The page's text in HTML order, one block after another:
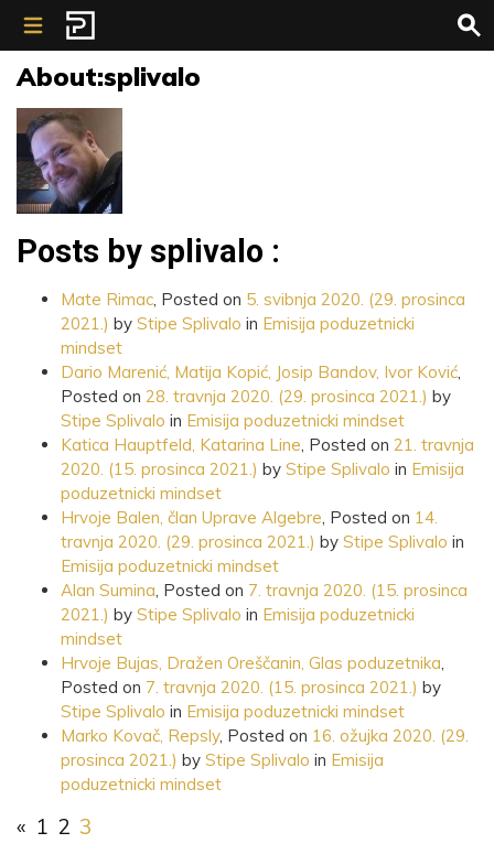
Skip to content
About:splivalo
Posts by splivalo :
Mate Rimac, Posted on 5. svibnja 2020. (29. prosinca
2021.) by Stipe Splivalo in Emisija poduzetnicki
mindset
Dario Marenić, Matija Kopić, Josip Bandov, Ivor Ković,
Posted on 28. travnja 2020. (29. prosinca 2021.) by
Stipe Splivalo in Emisija poduzetnicki mindset
Katica Hauptfeld, Katarina Line, Posted on 21. travnja
2020. (15. prosinca 2021.) by Stipe Splivalo in Emisija
poduzetnicki mindset
Hrvoje Balen, član Uprave Algebre, Posted on 14.
travnja 2020. (29. prosinca 2021.) by Stipe Splivalo in
Emisija poduzetnicki mindset
Alan Sumina, Posted on 7. travnja 2020. (15. prosinca
2021.) by Stipe Splivalo in Emisija poduzetnicki
mindset
Hrvoje Bujas, Dražen Oreščanin, Glas poduzetnika,
Posted on 7. travnja 2020. (15. prosinca 2021.) by
Stipe Splivalo in Emisija poduzetnicki mindset
Marko Kovač, Repsly, Posted on 16. ožujka 2020. (29.
prosinca 2021.) by Stipe Splivalo in Emisija
poduzetnicki mindset
« 1 2 3